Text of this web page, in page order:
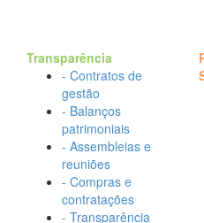
Transparência
- Contratos de
gestão
- Balanços
patrimoniais
- Assembleias e
reuniões
- Compras e
contratações
- Transparência